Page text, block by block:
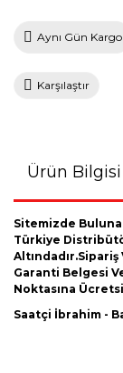
Aynı Gün Kargo
Karşılaştır
Ürün Bilgisi
Sitemizde
Türkiye
Garanti Belgesi
Noktasına
Saatçi İbrahim -